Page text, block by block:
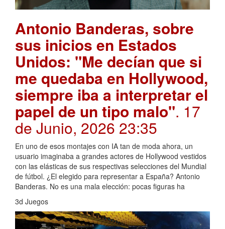
Antonio Banderas, sobre
sus inicios en Estados
Unidos: "Me decían que si
me quedaba en Hollywood,
siempre iba a interpretar el
papel de un tipo malo". 17
de Junio, 2026 23:35
En uno de esos montajes con IA tan de moda ahora, un
usuario imaginaba a grandes actores de Hollywood vestidos
con las elásticas de sus respectivas selecciones del Mundial
de fútbol. ¿El elegido para representar a España? Antonio
Banderas. No es una mala elección: pocas figuras ha
3d Juegos